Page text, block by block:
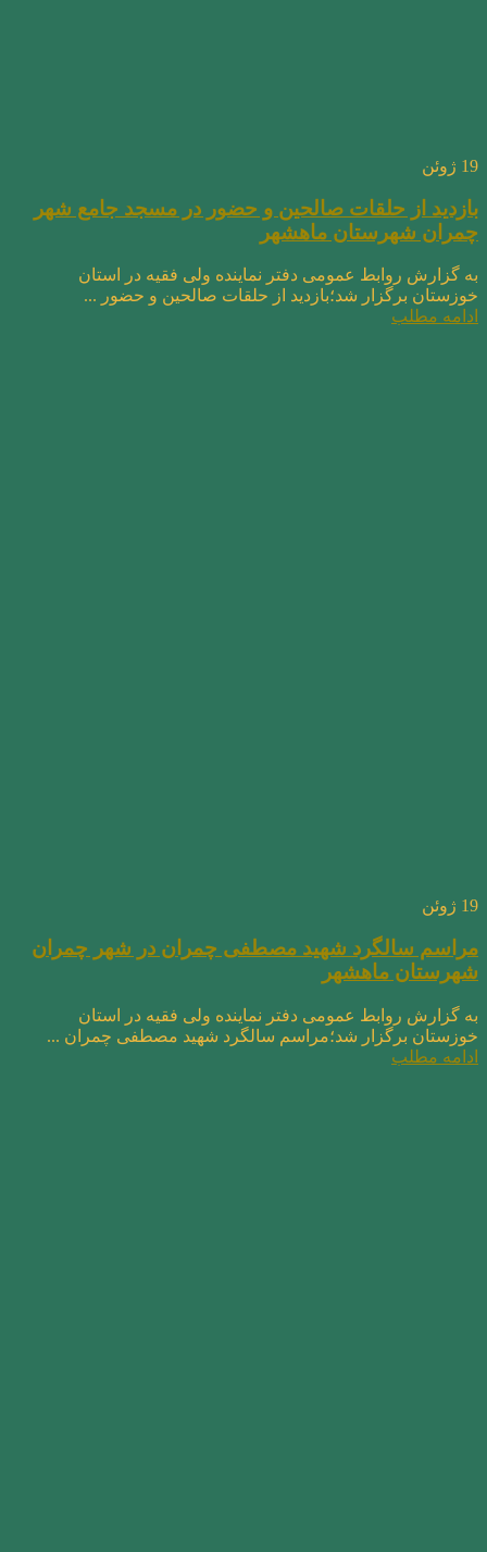
19 ژوئن
بازدید از حلقات صالحین و حضور در مسجد جامع شهر
چمران شهرستان ماهشهر
به گزارش روابط عمومی دفتر نماینده ولی فقیه در استان
خوزستان برگزار شد؛بازدید از حلقات صالحین و حضور ...
ادامه مطلب
19 ژوئن
مراسم سالگرد شهید مصطفی چمران در شهر چمران
شهرستان ماهشهر
به گزارش روابط عمومی دفتر نماینده ولی فقیه در استان
خوزستان برگزار شد؛مراسم سالگرد شهید مصطفی چمران ...
ادامه مطلب